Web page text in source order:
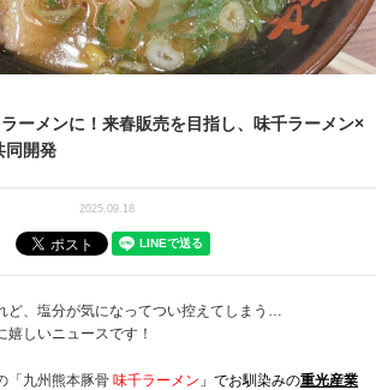
ラーメンに！来春販売を目指し、味千ラーメン×
同開発
2025.09.18
ど、塩分が気になってつい控えてしまう…
嬉しいニュースです！
「九州熊本豚骨 味千ラーメン 」でお馴染みの重光産業